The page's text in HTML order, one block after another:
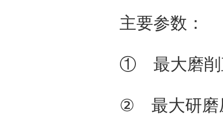
主要参数：
① 最大磨削
② 最大研磨